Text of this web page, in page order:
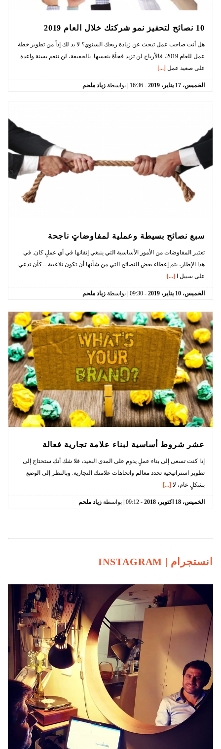
10 نصائح لتحفيز نمو شركتك خلال العام 2019
هل أنت صاحب عمل تبحث عن زيادة ربحك السنوي؟ لا بد لك إذاً من تطوير خطة
عمل للعام 2019، فالأرباح لن تزيد فجأةً بنفسها. بالحقيقة، لن تنعم بسنة واعدة
على صعيد عمل [...]
الخميس، 17 يناير، 2019
-
16:36 | بواسطة زياد ملحم
سبع نصائح بسيطة وعملية لمفاوضاتٍ ناجحة
تعتبر المفاوضات من الأمور الأساسية التي ينبغي إتقانها في أي عملٍ كان. في
هذا الإطار، يتم إعطاء بعض النصائح التي من شأنها أن تكون تلاعبية – كأن تدعي
على سبيل ا
[...]
الخميس، 10 يناير، 2019
-
09:30 | بواسطة زياد ملحم
عشر شروط أساسية لبناء علامة تجارية فعالة
إذا كنت تسعى إلى بناء عملٍ يدوم على المدى البعيد، فلا شك أنك ستحتاج إلى
تطوير استراتيجية تحدد معالم واتجاهات علامتك التجارية. وبالنظر إلى الوضع
بشكلٍ عام، لا [...]
الخميس، 18 اكتوبر، 2018
-
09:12 | بواسطة زياد ملحم
انستجرام | INSTAGRAM